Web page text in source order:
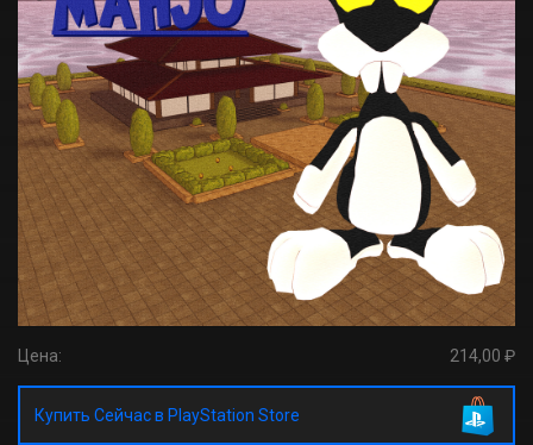
Цена: 214,00 ₽
Купить Сейчас в PlayStation Store